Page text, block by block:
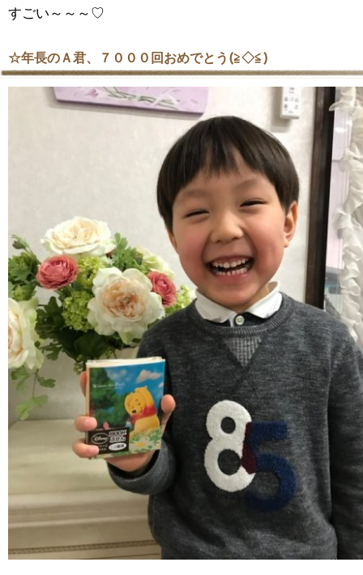
すごい～～～♡
☆年長のＡ君、７０００回おめでとう(≧◇≦)